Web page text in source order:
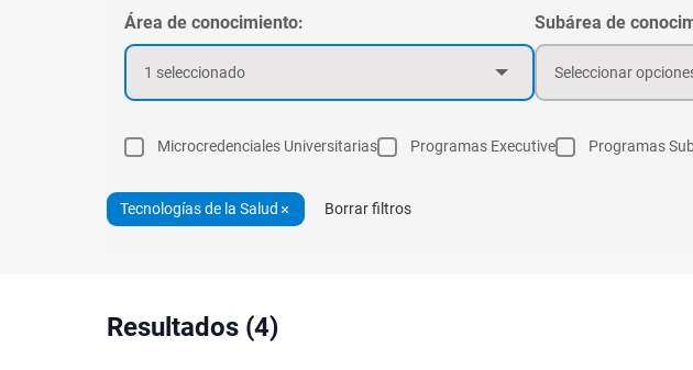
Área de conocimiento:
1 seleccionado
Subárea de
Seleccionar
Microcredenciales Universitarias Programas Executive Programas
Tecnologías de la Salud Borrar filtros
Resultados (4)